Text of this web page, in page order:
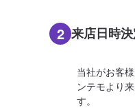
2 来店日時
当社がお客
ンテモより
す。